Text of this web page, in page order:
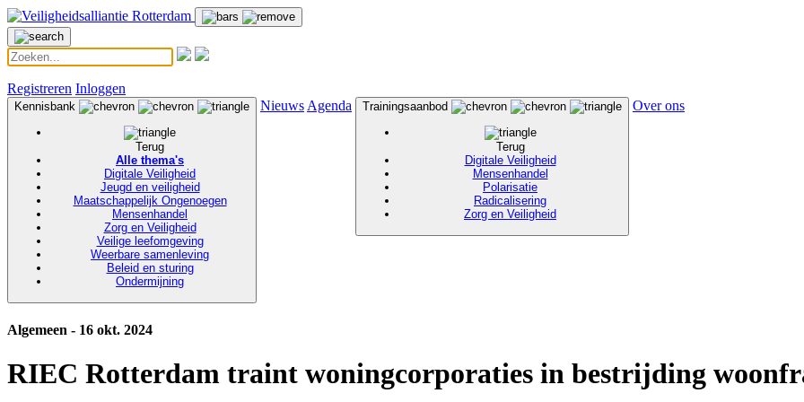
Registreren Inloggen
Kennisbank
Terug
Alle thema's
Digitale Veiligheid
Jeugd en veiligheid
Maatschappelijk Ongenoegen
Mensenhandel
Zorg en Veiligheid
Veilige leefomgeving
Weerbare samenleving
Beleid en sturing
Ondermijning
Nieuws Agenda Trainingsaanbod
Terug
Digitale Veiligheid
Mensenhandel
Polarisatie
Radicalisering
Zorg en Veiligheid
Over ons
Algemeen - 16 okt. 2024
RIEC Rotterdam traint woningcorporaties in bestrijding